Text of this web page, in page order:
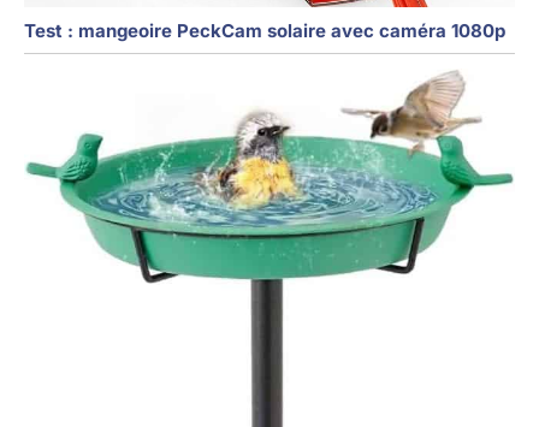
Test : mangeoire PeckCam solaire avec caméra 1080p